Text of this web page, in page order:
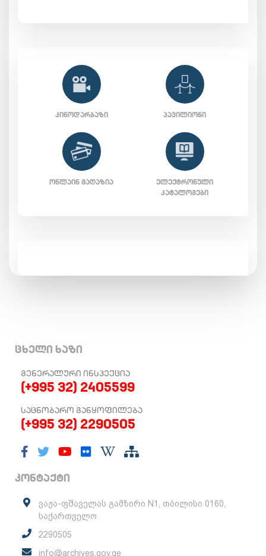
ᲙᲘᲜᲝᲓᲐᲠᲑᲐᲖᲘ ᲞᲐᲕᲘᲚᲘᲝᲜᲘ
ᲝᲜᲚᲐᲘᲜ ᲛᲐᲦᲐᲖᲘᲐ
ᲔᲚᲔᲥᲢᲠᲝᲜᲣᲚᲘ
ᲙᲐᲢᲐᲚᲝᲒᲔᲑᲘ
ცხელი ხაზი
ᲒᲔᲜᲔᲠᲐᲚᲣᲠᲘ ᲘᲜᲡᲞᲔᲥᲪᲘᲐ
(+995 32) 2405599
ᲡᲐᲪᲜᲝᲑᲐᲠᲝ ᲒᲐᲜᲧᲝᲤᲘᲚᲔᲑᲐ
(+995 32) 2290505
კონტაქტი
ვაჟა-ფშაველას გამზირი N1, თბილისი 0160,
საქართველო
2290505
info@archives.gov.ge